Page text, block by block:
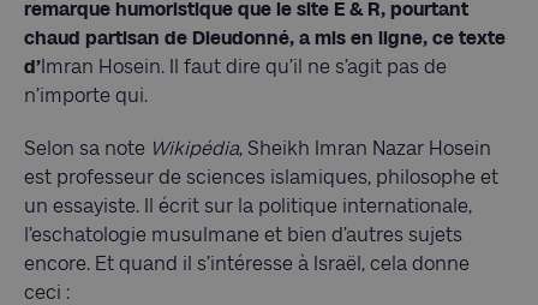
remarque humoristique que le site E & R, pourtant
chaud partisan de Dieudonné, a mis en ligne, ce texte
d’ Imran Hosein. Il faut dire qu’il ne s’agit pas de
n’importe qui.
Selon sa note Wikipédia, Sheikh Imran Nazar Hosein
est professeur de sciences islamiques, philosophe et
un essayiste. Il écrit sur la politique internationale,
l’eschatologie musulmane et bien d’autres sujets
encore. Et quand il s’intéresse à Israël, cela donne
ceci :